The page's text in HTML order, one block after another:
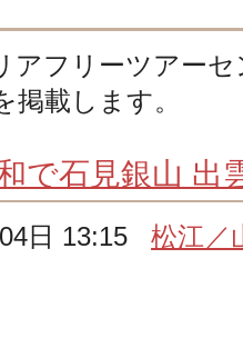
アフリーツアー
掲載します。
で石見銀山 出
04日 13:15松江／